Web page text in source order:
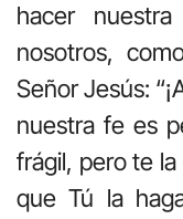
hacer
nosotros,
Señor Jesús:
nuestra fe es
frágil, pero te
que Tú la